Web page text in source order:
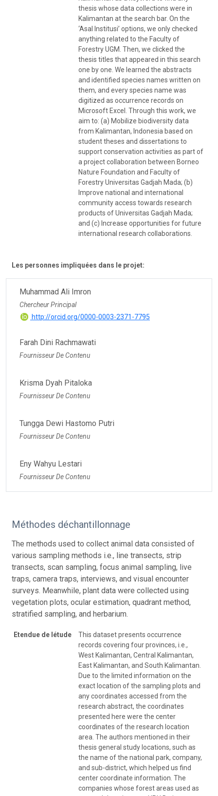
thesis whose data collections were in
Kalimantan at the search bar. On the
‘Asal Institusi’ options, we only checked
anything related to the Faculty of
Forestry UGM. Then, we clicked the
thesis titles that appeared in this search
one by one. We learned the abstracts
and identified species names written on
them, and every species name was
digitized as occurrence records on
Microsoft Excel. Through this work, we
aim to: (a) Mobilize biodiversity data
from Kalimantan, Indonesia based on
student theses and dissertations to
support conservation activities as part of
a project collaboration between Borneo
Nature Foundation and Faculty of
Forestry Universitas Gadjah Mada; (b)
Improve national and international
community access towards research
products of Universitas Gadjah Mada;
and (c) Increase opportunities for future
international research collaborations.
Les personnes impliquées dans le projet:
Muhammad Ali Imron
Chercheur Principal
http://orcid.org/0000-0003-2371-7795
Farah Dini Rachmawati
Fournisseur De Contenu
Krisma Dyah Pitaloka
Fournisseur De Contenu
Tungga Dewi Hastomo Putri
Fournisseur De Contenu
Eny Wahyu Lestari
Fournisseur De Contenu
Méthodes déchantillonnage
The methods used to collect animal data consisted of
various sampling methods i.e., line transects, strip
transects, scan sampling, focus animal sampling, live
traps, camera traps, interviews, and visual encounter
surveys. Meanwhile, plant data were collected using
vegetation plots, ocular estimation, quadrant method,
stratified sampling, and herbarium.
Etendue de létude
This dataset presents occurrence
records covering four provinces, i.e.,
West Kalimantan, Central Kalimantan,
East Kalimantan, and South Kalimantan.
Due to the limited information on the
exact location of the sampling plots and
any coordinates accessed from the
research abstract, the coordinates
presented here were the center
coordinates of the research location
area. The authors mentioned in their
thesis general study locations, such as
the name of the national park, company,
and sub-district, which helped us find
center coordinate information. The
companies whose forest areas used as